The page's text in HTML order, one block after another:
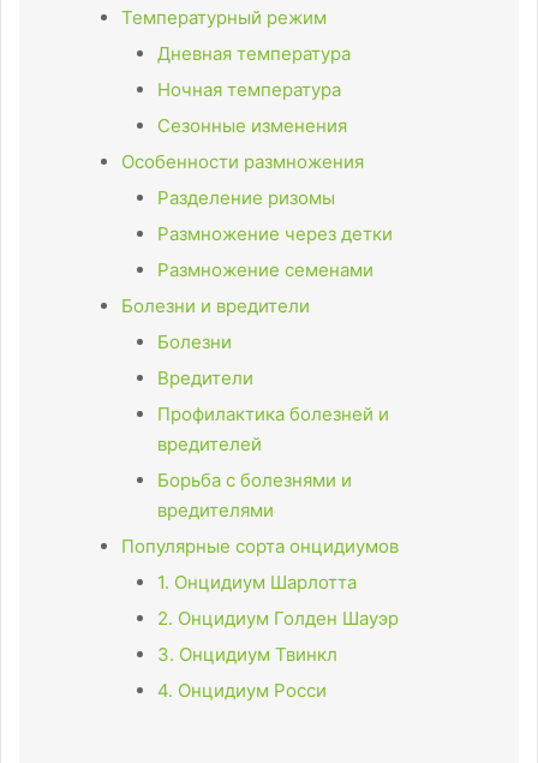
Температурный режим
Дневная температура
Ночная температура
Сезонные изменения
Особенности размножения
Разделение ризомы
Размножение через детки
Размножение семенами
Болезни и вредители
Болезни
Вредители
Профилактика болезней и
вредителей
Борьба с болезнями и
вредителями
Популярные сорта онцидиумов
1. Онцидиум Шарлотта
2. Онцидиум Голден Шауэр
3. Онцидиум Твинкл
4. Онцидиум Росси